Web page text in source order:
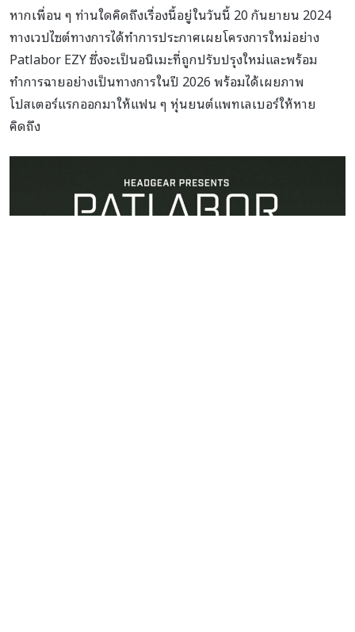
หากเพื่อน ๆ ท่านใดคิดถึงเรื่องนี้อยู่ในวันนี้ 20 กันยายน 2024
ทางเวปไซต์ทางการได้ทำการประกาศเผยโครงการใหม่อย่าง
Patlabor EZY ซึ่งจะเป็นอนิเมะที่ถูกปรับปรุงใหม่และพร้อม
ทำการฉายอย่างเป็นทางการในปี 2026 พร้อมได้เผยภาพ
โปสเตอร์แรกออกมาให้แฟน ๆ หุ่นยนต์แพทเลเบอร์ให้หาย
คิดถึง